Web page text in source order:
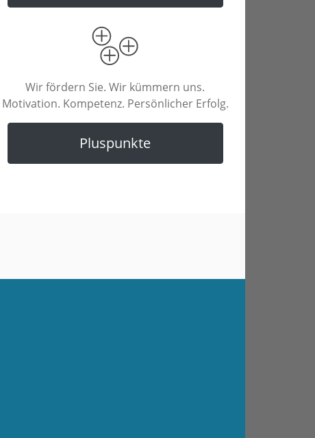
Wir fördern Sie. Wir kümmern uns.
Motivation. Kompetenz. Persönlicher Erfolg.
Pluspunkte